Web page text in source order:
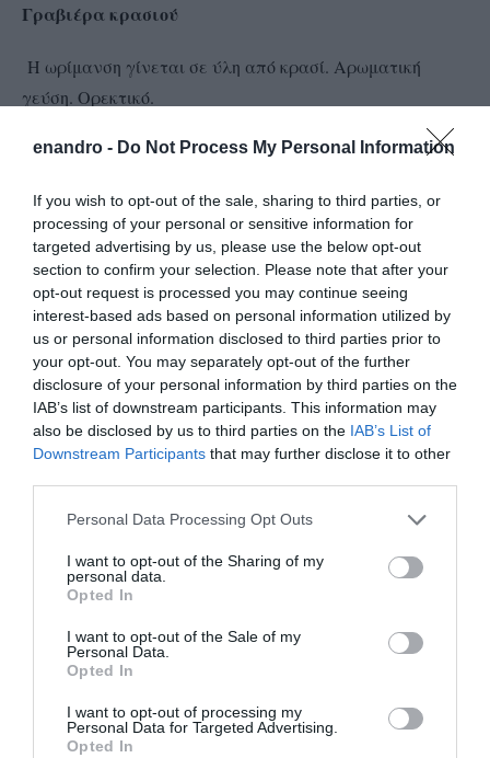
enandro - Do Not Process My Personal Information
If you wish to opt-out of the sale, sharing to third parties, or
processing of your personal or sensitive information for
targeted advertising by us, please use the below opt-out
section to confirm your selection. Please note that after your
opt-out request is processed you may continue seeing
interest-based ads based on personal information utilized by
us or personal information disclosed to third parties prior to
your opt-out. You may separately opt-out of the further
disclosure of your personal information by third parties on the
IAB’s list of downstream participants. This information may
also be disclosed by us to third parties on the IAB’s List of
Downstream Participants that may further disclose it to other
Please note that this website/app uses one or more Google
not limited to your visit or usage behaviour. You may click to
grant or deny consent to Google and its third-party tags to
use your data for below specified purposes in below Google
consent section.
Personal Data Processing Opt Outs
I want to opt-out of the Sharing of my
personal data.
Opted In
I want to opt-out of the Sale of my
Personal Data.
Opted In
I want to opt-out of processing my
Personal Data for Targeted Advertising.
Opted In
Γραβιέρα κρασιού
Η ωρίμανση γίνεται σε ύλη από κρασί. Αρωματική
γεύση. Ορεκτικό.
Γραβιέρα λαδιού
Ωριμάζει σε ελαιόλαδο. Περιέχει αρωματικά βότανα:
ρίγανη, δενδρολίβανο κλπ.
Βούτυρο αγελαδινό
Παραδοσιακό βούτυρο από αγελαδινό καϊμάκι. Πλούσια
αρωματική γεύση. Για μαγειρική και ζαχαροπλαστική.
Μαλακό τυρί
Μαραθότυρο
Παραδοσιακό Ανδριώτικο τυρί. Ορεκτικό με ελαφρά
γεύση σκόρδου και επάλειψη μάραθου.
Ανδριώτικο τυρί. Με γεύση μαστίχας. Άριστο για